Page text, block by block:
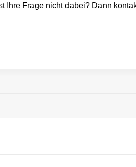
Ihre Frage nicht dabei? Dann